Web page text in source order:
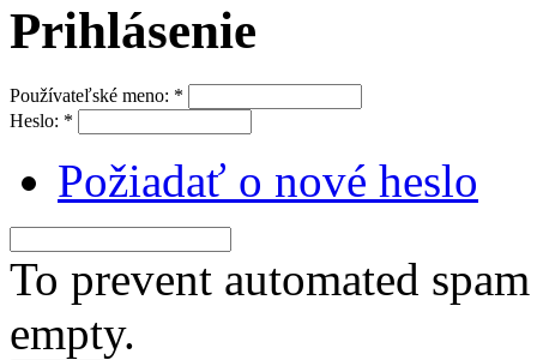
Prihlásenie
Používateľské meno: *
Heslo: *
Požiadať o nové heslo
To prevent automated
empty.